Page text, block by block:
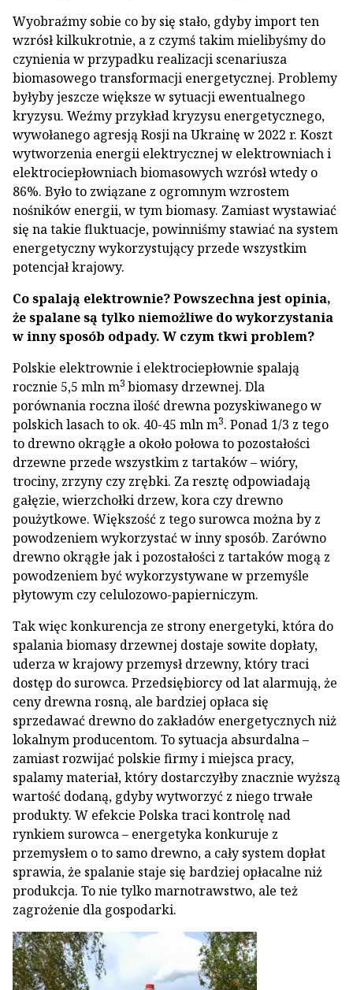
Wyobraźmy sobie co by się stało, gdyby import ten
wzrósł kilkukrotnie, a z czymś takim mielibyśmy do
czynienia w przypadku realizacji scenariusza
biomasowego transformacji energetycznej. Problemy
byłyby jeszcze większe w sytuacji ewentualnego
kryzysu. Weźmy przykład kryzysu energetycznego,
wywołanego agresją Rosji na Ukrainę w 2022 r. Koszt
wytworzenia energii elektrycznej w elektrowniach i
elektrociepłowniach biomasowych wzrósł wtedy o
86%. Było to związane z ogromnym wzrostem
nośników energii, w tym biomasy. Zamiast wystawiać
się na takie fluktuacje, powinniśmy stawiać na system
energetyczny wykorzystujący przede wszystkim
potencjał krajowy.
Co spalają elektrownie? Powszechna jest opinia,
że spalane są tylko niemożliwe do wykorzystania
w inny sposób odpady. W czym tkwi problem?
Polskie elektrownie i elektrociepłownie spalają
rocznie 5,5 mln m3 biomasy drzewnej. Dla
porównania roczna ilość drewna pozyskiwanego w
polskich lasach to ok. 40-45 mln m3. Ponad 1/3 z tego
to drewno okrągłe a około połowa to pozostałości
drzewne przede wszystkim z tartaków – wióry,
trociny, zrzyny czy zrębki. Za resztę odpowiadają
gałęzie, wierzchołki drzew, kora czy drewno
poużytkowe. Większość z tego surowca można by z
powodzeniem wykorzystać w inny sposób. Zarówno
drewno okrągłe jak i pozostałości z tartaków mogą z
powodzeniem być wykorzystywane w przemyśle
płytowym czy celulozowo-papierniczym.
Tak więc konkurencja ze strony energetyki, która do
spalania biomasy drzewnej dostaje sowite dopłaty,
uderza w krajowy przemysł drzewny, który traci
dostęp do surowca. Przedsiębiorcy od lat alarmują, że
ceny drewna rosną, ale bardziej opłaca się
sprzedawać drewno do zakładów energetycznych niż
lokalnym producentom. To sytuacja absurdalna –
zamiast rozwijać polskie firmy i miejsca pracy,
spalamy materiał, który dostarczyłby znacznie wyższą
wartość dodaną, gdyby wytworzyć z niego trwałe
produkty. W efekcie Polska traci kontrolę nad
rynkiem surowca – energetyka konkuruje z
przemysłem o to samo drewno, a cały system dopłat
sprawia, że spalanie staje się bardziej opłacalne niż
produkcja. To nie tylko marnotrawstwo, ale też
zagrożenie dla gospodarki.